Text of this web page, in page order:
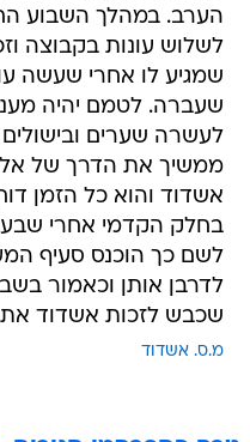
הערב. במהלך השבוע
לשלוש עונות בקבוצה
שמגיע לו אחרי שעשה
שעברה. לטמם יהיה
לעשרה שערים
ממשיך את הדרך של
אשדוד והוא כל הזמן
בחלק הקדמי אחרי
לשם כך הוכנס סעיף
לדרבן אותן וכאמור
שכבש לזכות אשדוד
מ.ס. אשדוד